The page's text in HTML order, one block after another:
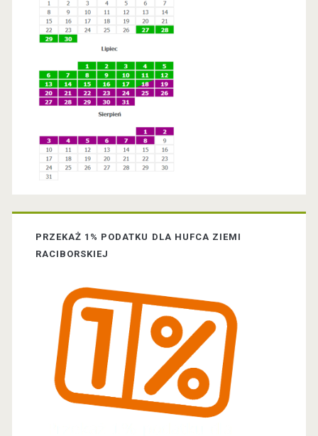
PRZEKAŻ 1% PODATKU DLA HUFCA ZIEMI
RACIBORSKIEJ